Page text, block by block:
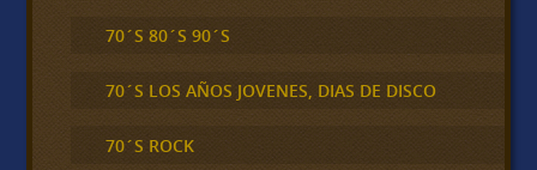
70´S 80´S 90´S
70´S LOS AÑOS JOVENES, DIAS DE DISCO
70´S ROCK